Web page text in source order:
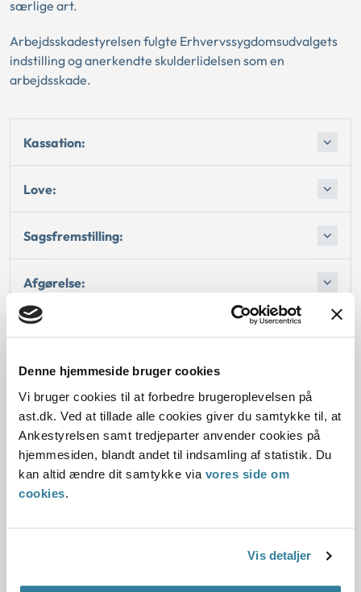
Denne hjemmeside bruger cookies
Vi bruger cookies til at forbedre brugeroplevelsen på
ast.dk. Ved at tillade alle cookies giver du samtykke til, at
Ankestyrelsen samt tredjeparter anvender cookies på
hjemmesiden, blandt andet til indsamling af statistik. Du
kan altid ændre dit samtykke via vores side om
cookies.
Vis detaljer
særlige art.
Arbejdsskadestyrelsen fulgte Erhvervssygdomsudvalgets
indstilling og anerkendte skulderlidelsen som en
arbejdsskade.
Kassation:
Love:
Sagsfremstilling:
Afgørelse:
Dato for underskrift
15.12.1996
Offentliggørelsesdato
12.07.2013
Journalnummer